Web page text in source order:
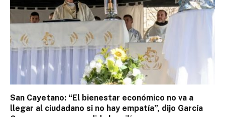
San Cayetano: “El bienestar económico no va a
llegar al ciudadano si no hay empatía”, dijo García